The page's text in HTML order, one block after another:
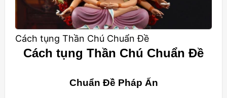
Cách tụng Thần Chú Chuẩn Đề
Cách tụng Thần Chú Chuẩn Đề
Chuẩn Đề Pháp Ấn